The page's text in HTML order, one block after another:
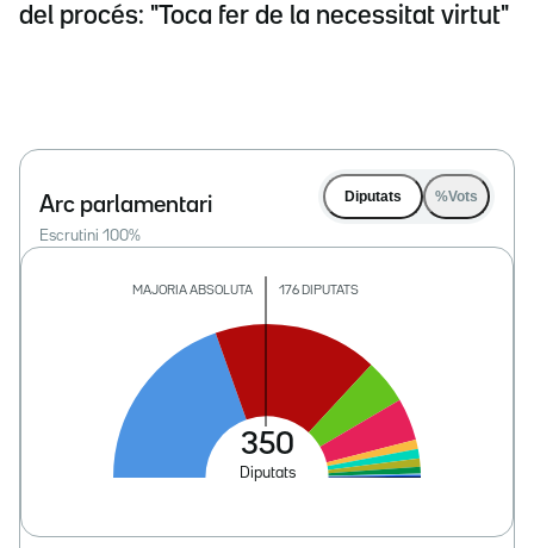
del procés: "Toca fer de la necessitat virtut"
Arc parlamentari
Escrutini 100%
Diputats %Vots